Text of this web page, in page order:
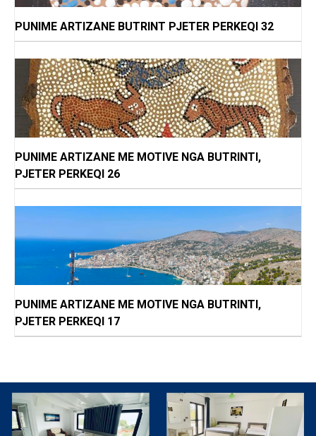
PUNIME ARTIZANE BUTRINT PJETER PERKEQI 32
PUNIME ARTIZANE ME MOTIVE NGA BUTRINTI,
PJETER PERKEQI 26
PUNIME ARTIZANE ME MOTIVE NGA BUTRINTI,
PJETER PERKEQI 17